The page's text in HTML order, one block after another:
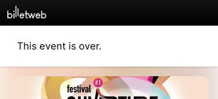
This event is over.